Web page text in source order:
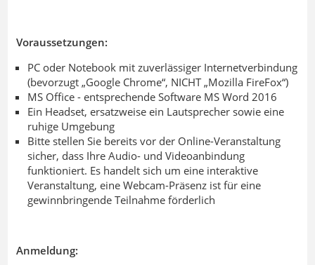
Voraussetzungen:
PC oder Notebook mit zuverlässiger Internetverbindung
(bevorzugt „Google Chrome“, NICHT „Mozilla FireFox“)
MS Office - entsprechende Software MS Word 2016
Ein Headset, ersatzweise ein Lautsprecher sowie eine
ruhige Umgebung
Bitte stellen Sie bereits vor der Online-Veranstaltung
sicher, dass Ihre Audio- und Videoanbindung
funktioniert. Es handelt sich um eine interaktive
Veranstaltung, eine Webcam-Präsenz ist für eine
gewinnbringende Teilnahme förderlich
Anmeldung: